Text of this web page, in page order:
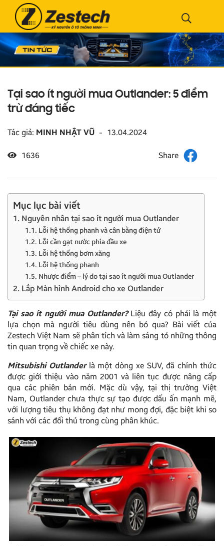
Tại sao ít người mua Outlander: 5 điểm
trừ đáng tiếc
Tác giả: MINH NHẬT VŨ - 13.04.2024
1636
Mục lục bài viết
1. Nguyên nhân tại sao ít người mua Outlander
1.1. Lỗi hệ thống phanh và cân bằng điện tử
1.2. Lỗi cần gạt nước phía đầu xe
1.3. Lỗi hệ thống bơm xăng
1.4. Lỗi hệ thống phanh
1.5. Nhược điểm – lý do tại sao ít người mua Outlander
2. Lắp Màn hình Android cho xe Outlander
Tại sao ít người mua Outlander? Liệu đây có phải là một
lựa chọn mà người tiêu dùng nên bỏ qua? Bài viết của
Zestech Việt Nam sẽ phân tích và làm sáng tỏ những thông
tin quan trọng về chiếc xe này.
Mitsubishi Outlanderlà một dòng xe SUV, đã chính thức
được giới thiệu vào năm 2001 và liên tục được nâng cấp
qua các phiên bản mới. Mặc dù vậy, tại thị trường Việt
Nam, Outlander chưa thực sự tạo được dấu ấn mạnh mẽ,
với lượng tiêu thụ không đạt như mong đợi, đặc biệt khi so
sánh với các đối thủ trong cùng phân khúc.